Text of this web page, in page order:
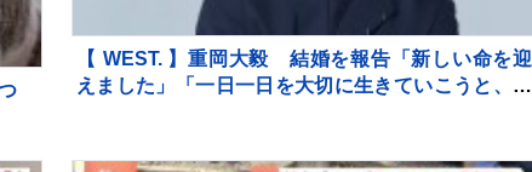
つ
【 WEST. 】重岡大毅 結婚を報告「新しい命を迎
えました」「一日一日を大切に生きていこうと、覚